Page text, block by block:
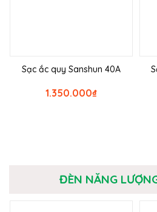
Sạc ắc quy Sanshun 40A
₫
1.350.000
ĐÈN NĂNG